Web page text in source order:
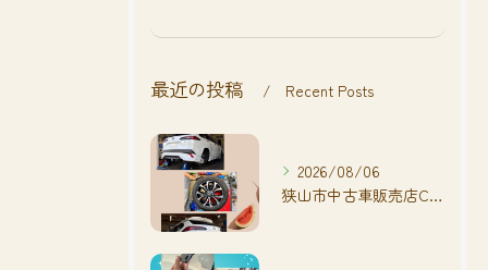
最近の投稿 Recent Posts
2026/08/06
狭山市中古車販売店CarShop FACT.🚗